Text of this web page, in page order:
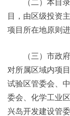
（二）本目录
目，由区级投资
项目所在地原则进
（三）市政府
对所属区域内项
试验区管委会、
委会、化学工业
兴岛开发建设管委